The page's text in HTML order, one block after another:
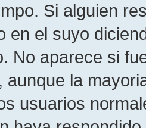
Si alguien
en el suyo
No aparece si
aunque la
usuarios